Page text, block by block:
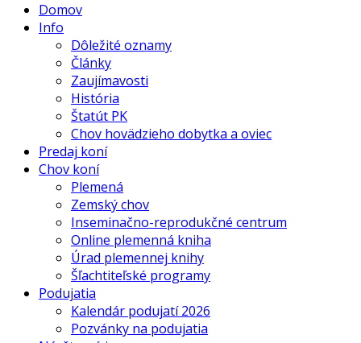
Domov
Info
Dôležité oznamy
Články
Zaujímavosti
História
Štatút PK
Chov hovädzieho dobytka a oviec
Predaj koní
Chov koní
Plemená
Zemský chov
Inseminačno-reprodukčné centrum
Online plemenná kniha
Úrad plemennej knihy
Šľachtiteľské programy
Podujatia
Kalendár podujatí 2026
Pozvánky na podujatia